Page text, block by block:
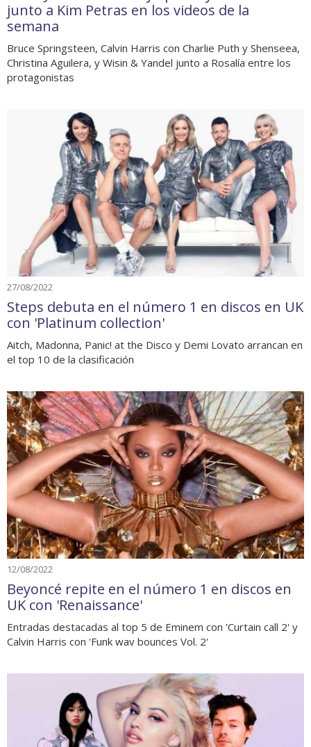
junto a Kim Petras en los videos de la
semana
Bruce Springsteen, Calvin Harris con Charlie Puth y Shenseea,
Christina Aguilera, y Wisin & Yandel junto a Rosalía entre los
protagonistas
27/08/2022
Steps debuta en el número 1 en discos en UK
con 'Platinum collection'
Aitch, Madonna, Panic! at the Disco y Demi Lovato arrancan en
el top 10 de la clasificación
12/08/2022
Beyoncé repite en el número 1 en discos en
UK con 'Renaissance'
Entradas destacadas al top 5 de Eminem con 'Curtain call 2' y
Calvin Harris con 'Funk wav bounces Vol. 2'